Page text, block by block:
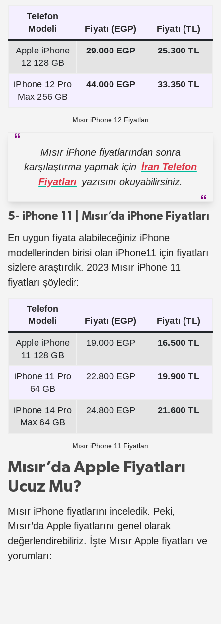
Telefon
Modeli
Fiyatı (EGP) Fiyatı (TL)
Apple iPhone
12 128 GB
29.000 EGP 25.300 TL
iPhone 12 Pro
Max 256 GB
44.000 EGP 33.350 TL
Mısır iPhone 12 Fiyatları
Mısır iPhone fiyatlarından sonra
karşılaştırma yapmak için İran Telefon
Fiyatları yazısını okuyabilirsiniz.
5- iPhone 11 | Mısır’da iPhone Fiyatları
En uygun fiyata alabileceğiniz iPhone
modellerinden birisi olan iPhone11 için fiyatları
sizlere araştırdık. 2023 Mısır iPhone 11
fiyatları şöyledir:
Telefon
Modeli
Fiyatı (EGP) Fiyatı (TL)
Apple iPhone
11 128 GB
19.000 EGP 16.500 TL
iPhone 11 Pro
64 GB
22.800 EGP 19.900 TL
iPhone 14 Pro
Max 64 GB
24.800 EGP 21.600 TL
Mısır iPhone 11 Fiyatları
Mısır’da Apple Fiyatları
Ucuz Mu?
Mısır iPhone fiyatlarını inceledik. Peki,
Mısır’da Apple fiyatlarını genel olarak
değerlendirebiliriz. İşte Mısır Apple fiyatları ve
yorumları: